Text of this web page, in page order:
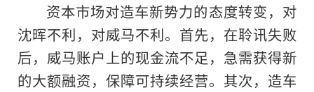
资本市场对造车新势力的态度转变，对
沈晖不利，对威马不利。首先，在聆讯失败
后，威马账户上的现金流不足，急需获得新
的大额融资，保障可持续经营。其次，造车